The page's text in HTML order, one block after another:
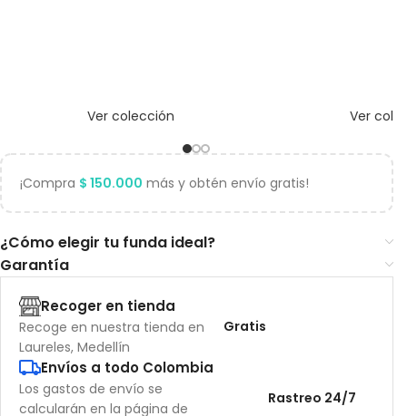
Ver colección Ver
¡Compra $ 150.000 más y obtén envío gratis!
¿Cómo elegir tu funda ideal?
Garantía
Recoger en tienda
Recoge en nuestra tienda en
Laureles, Medellín
Gratis
Envíos a todo Colombia
Los gastos de envío se
calcularán en la página de
Rastreo 24/7